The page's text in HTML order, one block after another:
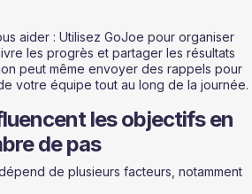
aider : Utilisez GoJoe pour organiser
les progrès et partager les résultats
peut même envoyer des rappels pour
votre équipe tout au long de la journée.
les objectifs en
de pas
de plusieurs facteurs, notamment